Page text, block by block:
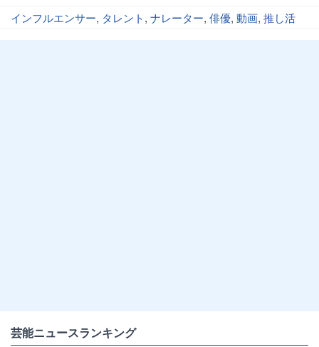
インフルエンサー, タレント, ナレーター, 俳優, 動画, 推し活
芸能ニュースランキング